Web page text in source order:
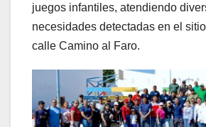
juegos infantiles, atendiendo
necesidades detectadas en el
calle Camino al Faro.